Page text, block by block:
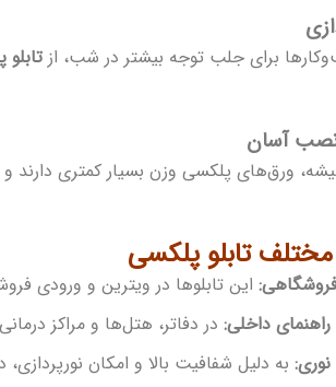
برای جلب توجه بیشتر در شب، از
آسان
ورق‌های پلکسی وزن بسیار کمتری
مختلف تابلو پلکسی
این تابلوها در ویترین و ورودی
راهنمای داخلی: در دفاتر، هتل‌ها و مراکز
نوری: به دلیل شفافیت بالا و امکان